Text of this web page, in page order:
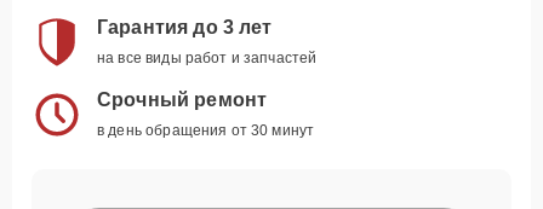
Гарантия до 3 лет
на все виды работ и запчастей
Срочный ремонт
в день обращения от 30 минут